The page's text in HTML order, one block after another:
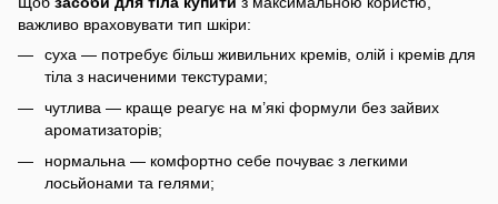
важливо враховувати тип шкіри:
суха — потребує більш живильних кремів, олій і кремів для
тіла з насиченими текстурами;
чутлива — краще реагує на м’які формули без зайвих
ароматизаторів;
нормальна — комфортно себе почуває з легкими
лосьйонами та гелями;